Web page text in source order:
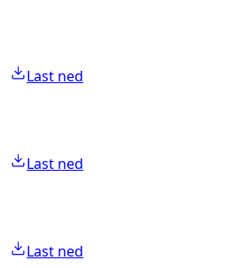
Last ned
Last ned
Last ned